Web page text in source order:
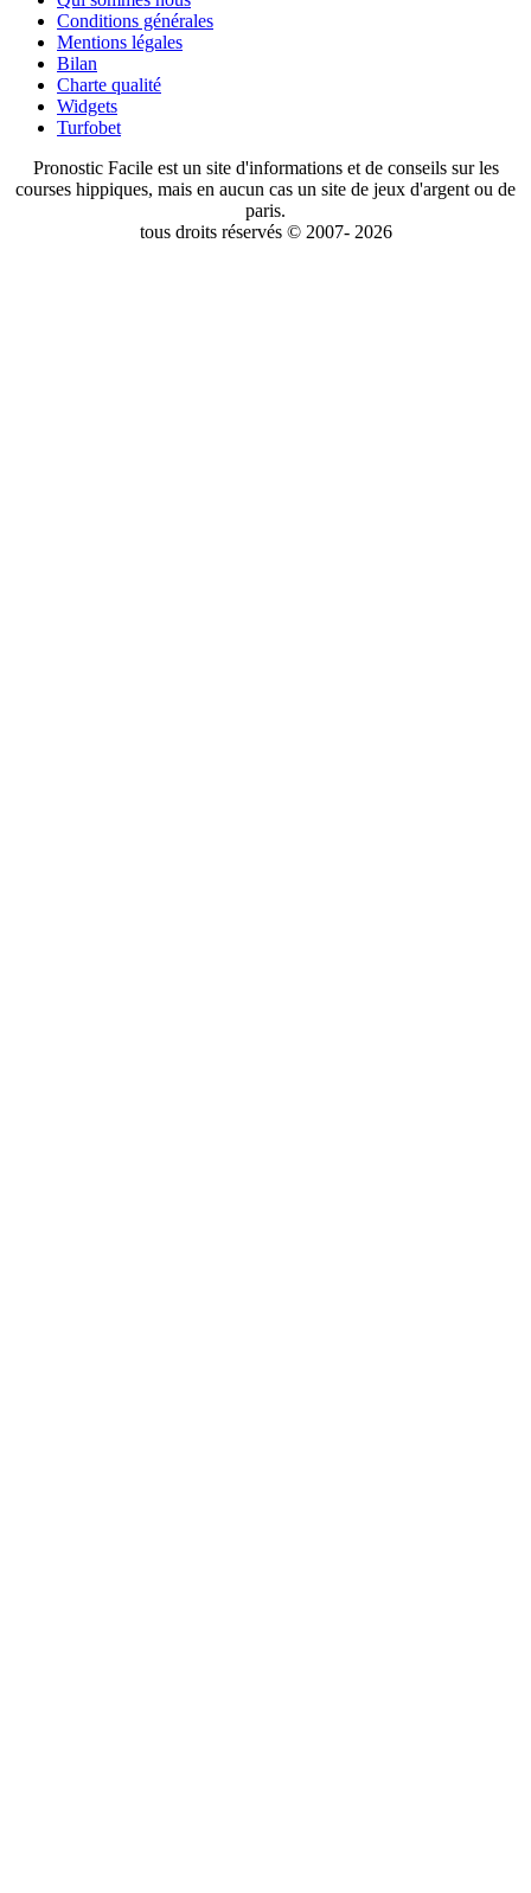
Conditions générales
Mentions légales
Bilan
Charte qualité
Widgets
Turfobet
Pronostic Facile est un site d'informations et de conseils sur les
courses hippiques, mais en aucun cas un site de jeux d'argent ou de
paris.
tous droits réservés © 2007- 2026